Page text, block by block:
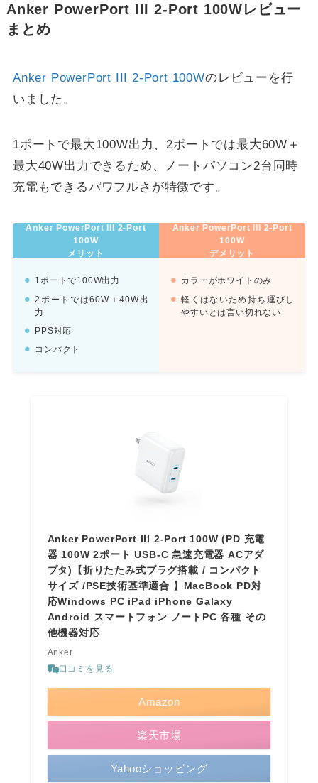
Anker PowerPort III 2-Port 100Wレビュー
まとめ
Anker PowerPort III 2-Port 100Wのレビューを行
いました。
1ポートで最大100W出力、2ポートでは最大60W＋
最大40W出力できるため、ノートパソコン2台同時
充電もできるパワフルさが特徴です。
Anker PowerPort III 2-Port
100W
メリット
Anker PowerPort III 2-Port
100W
デメリット
1ポートで100W出力
2ポートでは60W＋40W出
力
PPS対応
コンパクト
カラーがホワイトのみ
軽くはないため持ち運びし
やすいとは言い切れない
Anker PowerPort III 2-Port 100W (PD 充電
器 100W 2ポート USB-C 急速充電器 ACアダ
プタ)【折りたたみ式プラグ搭載 / コンパクト
サイズ /PSE技術基準適合 】MacBook PD対
応Windows PC iPad iPhone Galaxy
Android スマートフォン ノートPC 各種 その
他機器対応
Anker
口コミを見る
Amazon
楽天市場
Yahooショッピング